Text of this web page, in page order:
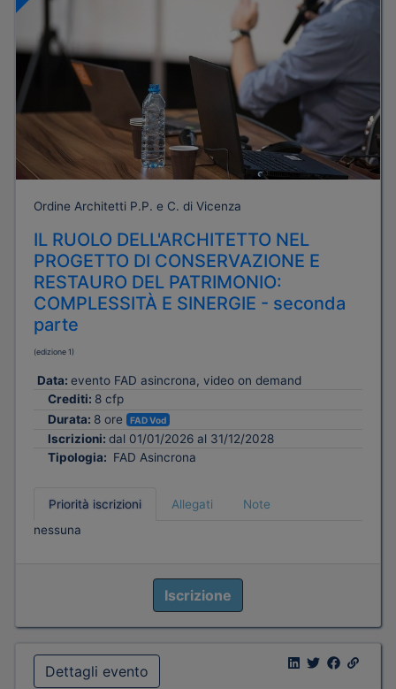
Ordine Architetti P.P. e C. di Vicenza
IL RUOLO DELL'ARCHITETTO NEL
PROGETTO DI CONSERVAZIONE E
RESTAURO DEL PATRIMONIO:
COMPLESSITÀ E SINERGIE - seconda
parte
(edizione 1)
Data: evento FAD asincrona, video on demand
Crediti: 8 cfp
Durata: 8 ore FAD Vod
Iscrizioni: dal 01/01/2026 al 31/12/2028
Tipologia: FAD Asincrona
Priorità iscrizioni Allegati
Note
nessuna
Iscrizione
Dettagli evento